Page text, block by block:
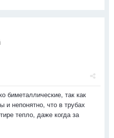
биметаллические, так как
и непонятно, что в трубах
тепло, даже когда за